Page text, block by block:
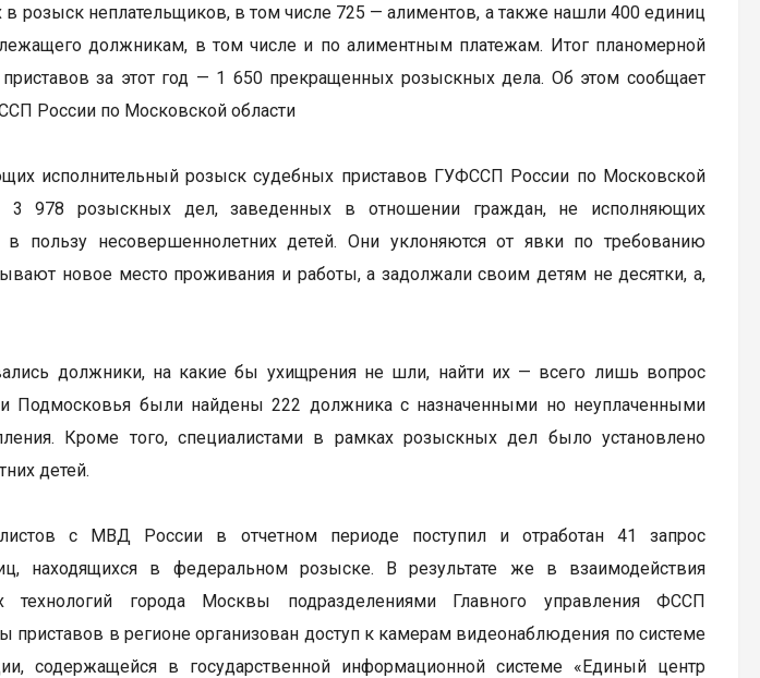
розыск неплательщиков, в том числе 725 — алиментов, а также нашли 400 единиц
должникам, в том числе и по алиментным платежам. Итог планомерной
за этот год — 1 650 прекращенных розыскных дела. Об этом сообщает
России по Московской области
исполнительный розыск судебных приставов ГУФССП России по Московской
3 978 розыскных дел, заведенных в отношении граждан, не исполняющих
в пользу несовершеннолетних детей. Они уклоняются от явки по требованию
новое место проживания и работы, а задолжали своим детям не десятки, а,
должники, на какие бы ухищрения не шли, найти их — всего лишь вопрос
Подмосковья были найдены 222 должника с назначенными но неуплаченными
Кроме того, специалистами в рамках розыскных дел было установлено
детей.
с МВД России в отчетном периоде поступил и отработан 41 запрос
находящихся в федеральном розыске. В результате же в взаимодействия
технологий города Москвы подразделениями Главного управления ФССП
в регионе организован доступ к камерам видеонаблюдения по системе
содержащейся в государственной информационной системе «Единый центр